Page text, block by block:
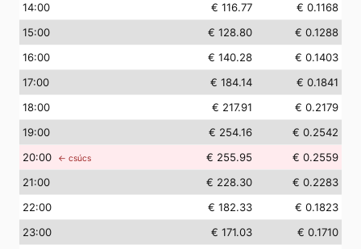
14:00 € 116.77
€ 0.1168
15:00 € 128.80
€ 0.1288
16:00 € 140.28
€ 0.1403
17:00 € 184.14
€ 0.1841
18:00 € 217.91
€ 0.2179
19:00 € 254.16
€ 0.2542
20:00 ← csúcs € 255.95
€ 0.2559
21:00 € 228.30
€ 0.2283
22:00 € 182.33
€ 0.1823
23:00 € 171.03
€ 0.1710